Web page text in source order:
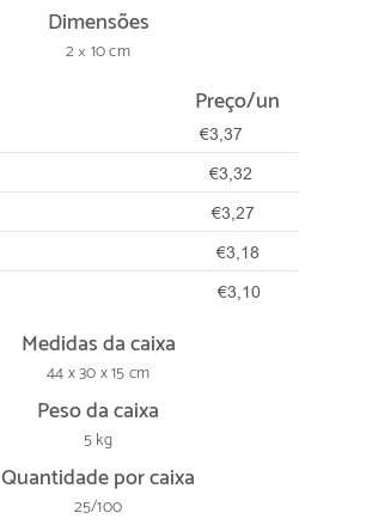
Dimensões
2 × 10 cm
Preço/un
€3,37
€3,32
€3,27
€3,18
€3,10
Medidas da caixa
44 x 30 x 15 cm
Peso da caixa
5 kg
Quantidade por caixa
25/100